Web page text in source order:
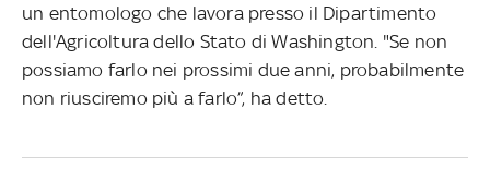
un entomologo che lavora presso il Dipartimento
dell'Agricoltura dello Stato di Washington. "Se non
possiamo farlo nei prossimi due anni, probabilmente
non riusciremo più a farlo”, ha detto.